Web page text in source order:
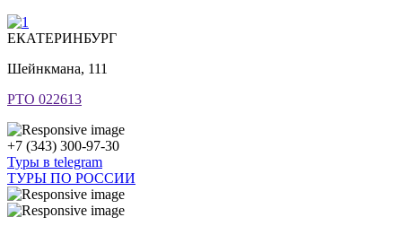
ЕКАТЕРИНБУРГ
Шейнкмана, 111
РТО 022613
+7 (343) 300-97-30
Туры в telegram
ТУРЫ ПО РОССИИ